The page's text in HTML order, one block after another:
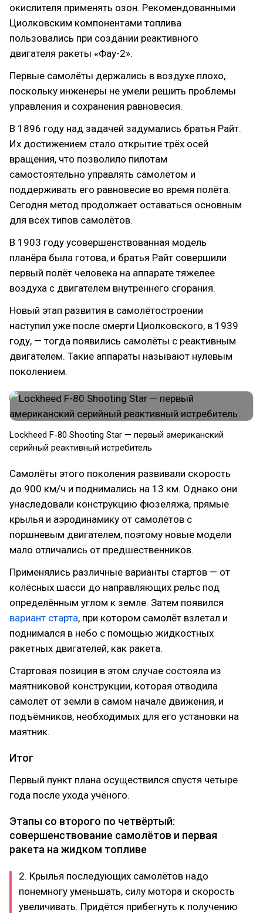
окислителя применять озон. Рекомендованными
Циолковским компонентами топлива
пользовались при создании реактивного
двигателя ракеты «Фау-2».
Первые самолёты держались в воздухе плохо,
поскольку инженеры не умели решить проблемы
управления и сохранения равновесия.
В 1896 году над задачей задумались братья Райт.
Их достижением стало открытие трёх осей
вращения, что позволило пилотам
самостоятельно управлять самолётом и
поддерживать его равновесие во время полёта.
Сегодня метод продолжает оставаться основным
для всех типов самолётов.
В 1903 году усовершенствованная модель
планёра была готова, и братья Райт совершили
первый полёт человека на аппарате тяжелее
воздуха с двигателем внутреннего сгорания.
Новый этап развития в самолётостроении
наступил уже после смерти Циолковского, в 1939
году, — тогда появились самолёты с реактивным
двигателем. Такие аппараты называют нулевым
поколением.
​Lockheed F-80 Shooting Star — первый американский
серийный реактивный истребитель
Самолёты этого поколения развивали скорость
до 900 км/ч и поднимались на 13 км. Однако они
унаследовали конструкцию фюзеляжа, прямые
крылья и аэродинамику от самолётов с
поршневым двигателем, поэтому новые модели
мало отличались от предшественников.
Применялись различные варианты стартов — от
колёсных шасси до направляющих рельс под
определённым углом к земле. Затем появился
вариант старта, при котором самолёт взлетал и
поднимался в небо с помощью жидкостных
ракетных двигателей, как ракета.
Стартовая позиция в этом случае состояла из
маятниковой конструкции, которая отводила
самолёт от земли в самом начале движения, и
подъёмников, необходимых для его установки на
маятник.
Итог
Первый пункт плана осуществился спустя четыре
года после ухода учёного.
Этапы со второго по четвёртый:
совершенствование самолётов и первая
ракета на жидком топливе
2. Крылья последующих самолётов надо
понемногу уменьшать, силу мотора и скорость
увеличивать. Придётся прибегнуть к получению